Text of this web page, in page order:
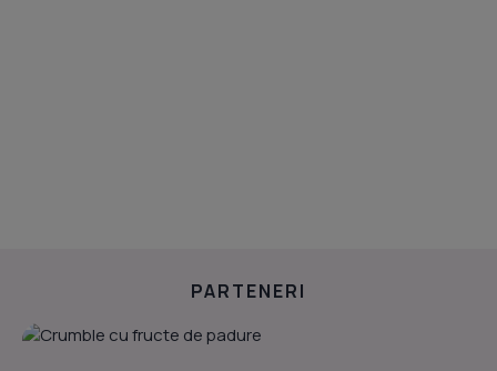
PARTENERI